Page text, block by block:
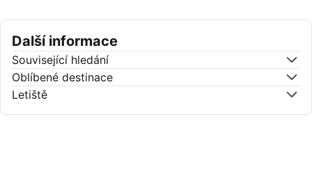
Další informace
Související hledání
Oblíbené destinace
Letiště